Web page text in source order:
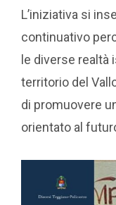
L’iniziativa si
continuativo
le diverse realtà
territorio del
di promuovere
orientato al